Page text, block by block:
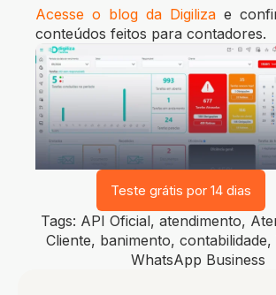
Acesse o blog da Digiliza e
conteúdos feitos para contadores.
Teste grátis por 14 dias
Tags: API Oficial, atendimento,
Cliente, banimento, contabilidade,
WhatsApp Business